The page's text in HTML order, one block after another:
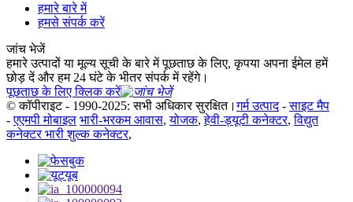
हमारे बारे में
हमसे संपर्क करें
जांच भेजें
हमारे उत्पादों या मूल्य सूची के बारे में पूछताछ के लिए, कृपया अपना ईमेल हमें
छोड़ दें और हम 24 घंटे के भीतर संपर्क में रहेंगे।
पूछताछ के लिए क्लिक करें
© कॉपीराइट - 1990-2025: सभी अधिकार सुरक्षित।गर्म उत्पाद-साइट मैप
-एएमपी मोबाइल भारी-भरकम आवास,योजक,हेवी-ड्यूटी कनेक्टर,विद्युत
कनेक्टर भारी शुल्क कनेक्टर,